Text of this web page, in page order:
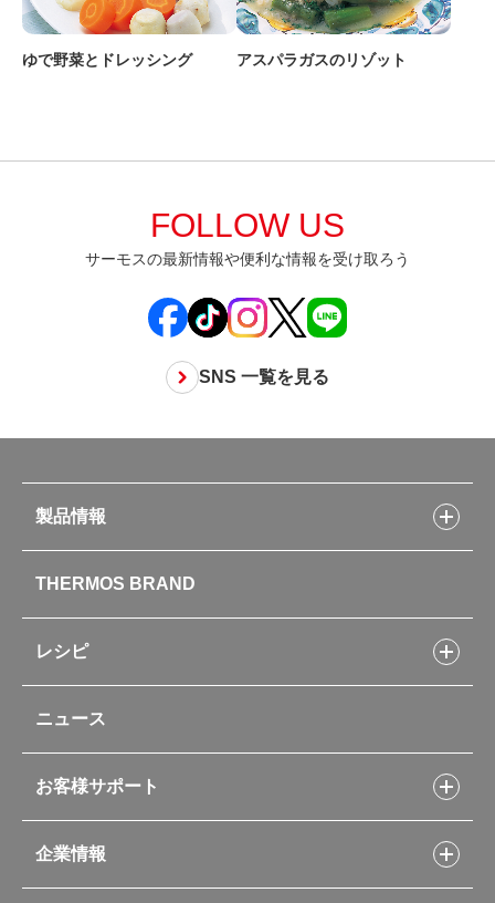
ゆで野菜とドレッシング アスパラガスのリゾット
FOLLOW US
サーモスの最新情報や便利な情報を受け取ろう
SNS 一覧を見る
製品情報
水筒
お弁当
キッチン用品
ポット・アイスペール
コーヒーメーカー
ソフトクーラー・バッグ
自転車専用ボトル
THERMOS BRAND
レシピ
フライパンレシピ
シャトルシェフレシピ
スープジャーレシピ
イージースモーカーレシピ
レシピ本のご紹介
ニュース
お客様サポート
交換用部品の購入方法
部品の種類や販売状況を調べる
企業情報